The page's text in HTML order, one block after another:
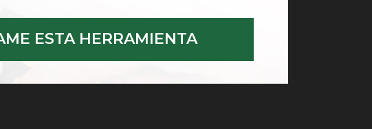
ESTA HERRAMIENTA